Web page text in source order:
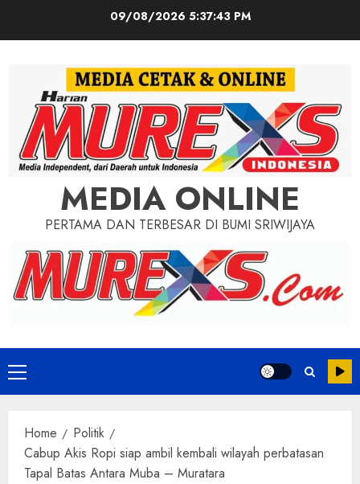
09/08/2026 5:37:45 PM
MEDIA ONLINE
PERTAMA DAN TERBESAR DI BUMI SRIWIJAYA
Primary
Menu
Home
Politik
Cabup Akis Ropi siap ambil kembali wilayah perbatasan
Tapal Batas Antara Muba – Muratara